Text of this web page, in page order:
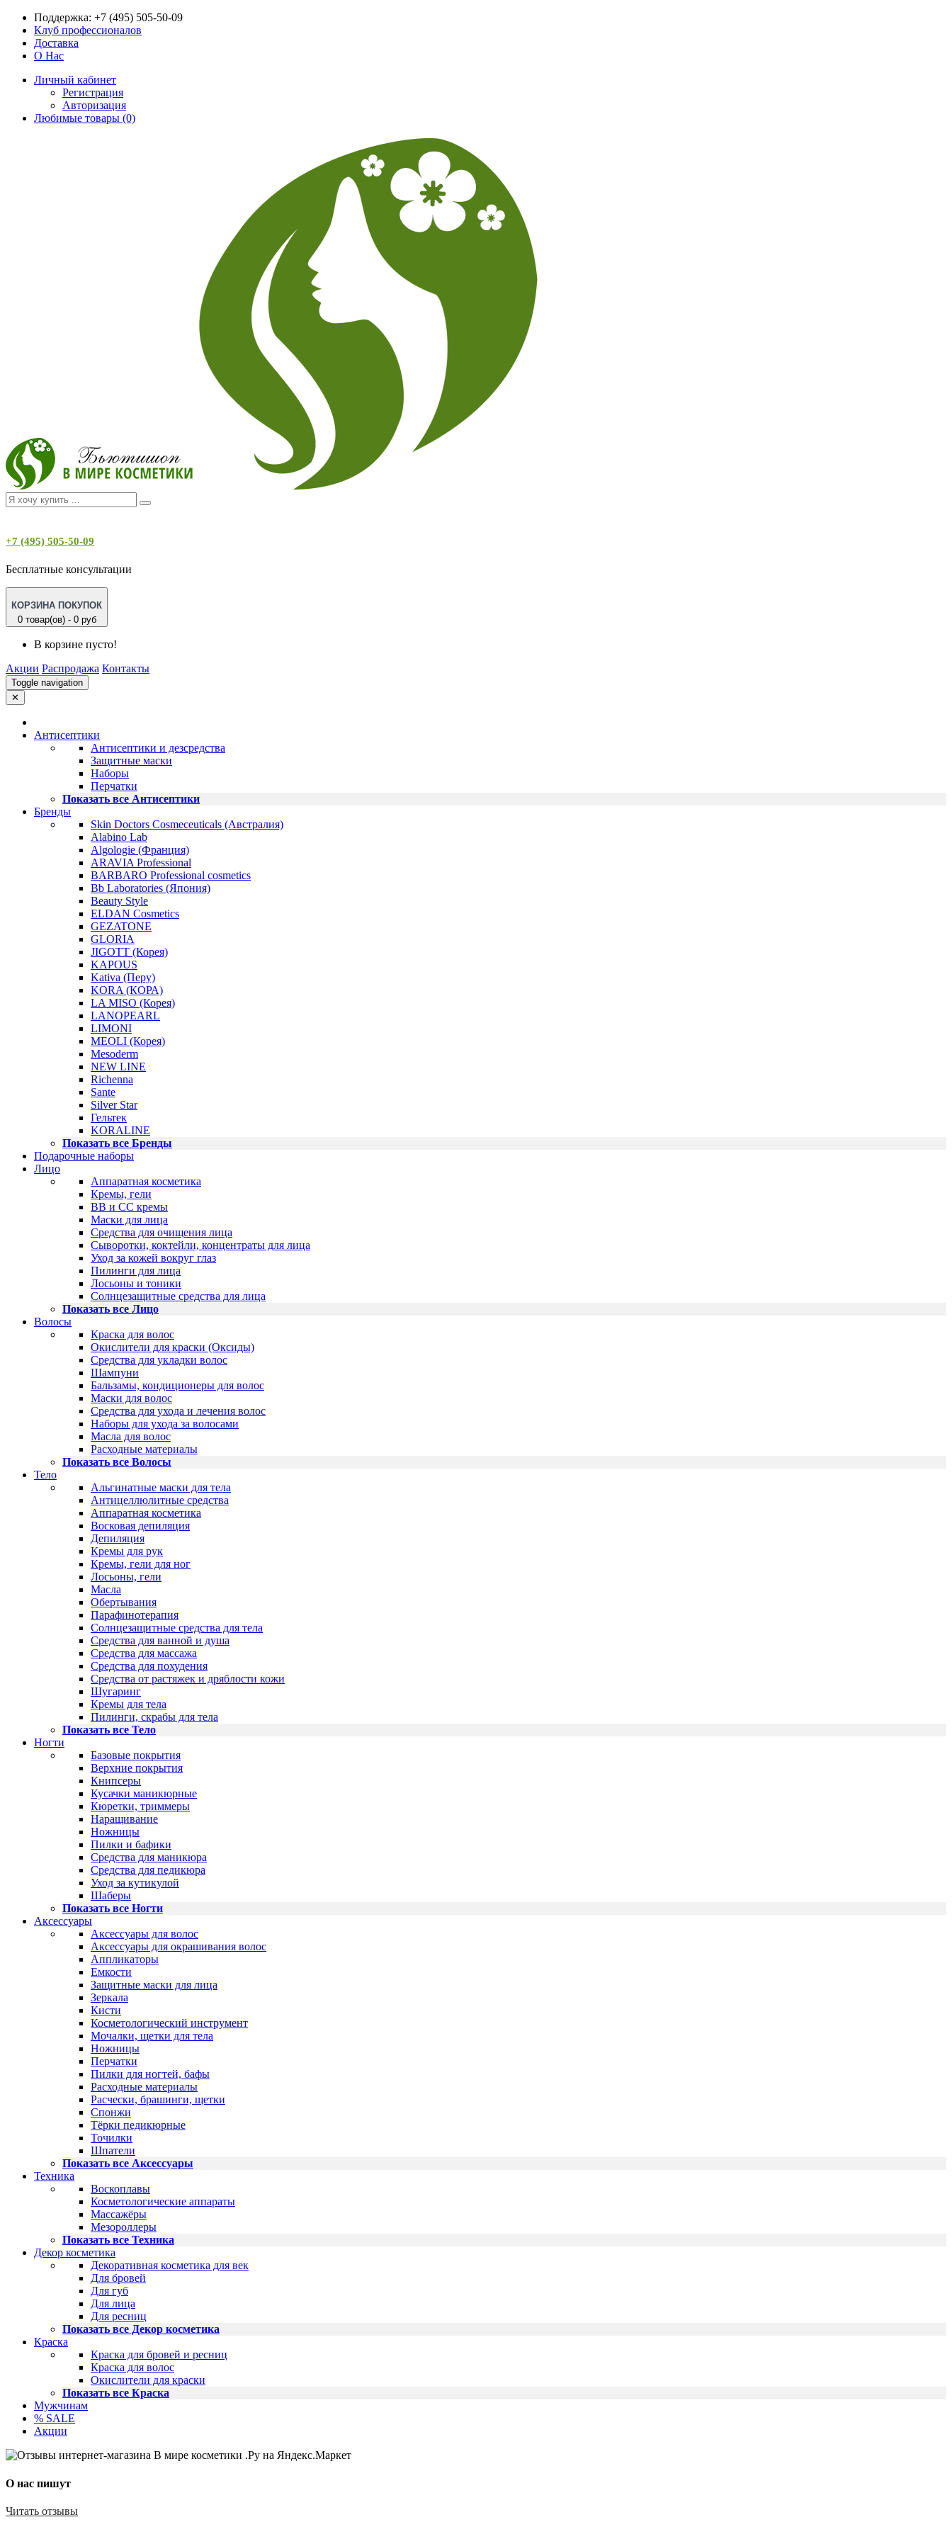
Поддержка: +7 (495) 505-50-09
Клуб профессионалов
Доставка
О Нас
Личный кабинет
Регистрация
Авторизация
Любимые товары (0)
+7 (495) 505-50-09
Бесплатные консультации
КОРЗИНА ПОКУПОК
0 товар(ов) - 0 руб
В корзине пусто!
Акции Распродажа Контакты
Toggle navigation
✕
Антисептики
Антисептики и дезсредства
Защитные маски
Наборы
Перчатки
Показать все Антисептики
Бренды
Skin Doctors Cosmeceuticals (Австралия)
Alabino Lab
Algologie (Франция)
ARAVIA Professional
BARBARO Professional cosmetics
Bb Laboratories (Япония)
Beauty Style
ELDAN Cosmetics
GEZATONE
GLORIA
JIGOTT (Корея)
KAPOUS
Kativa (Перу)
KORA (КОРА)
LA MISO (Корея)
LANOPEARL
LIMONI
MEOLI (Корея)
Mesoderm
NEW LINE
Richenna
Sante
Silver Star
Гельтек
KORALINE
Показать все Бренды
Подарочные наборы
Лицо
Аппаратная косметика
Кремы, гели
BB и CC кремы
Маски для лица
Средства для очищения лица
Сыворотки, коктейли, концентраты для лица
Уход за кожей вокруг глаз
Пилинги для лица
Лосьоны и тоники
Солнцезащитные средства для лица
Показать все Лицо
Волосы
Краска для волос
Окислители для краски (Оксиды)
Средства для укладки волос
Шампуни
Бальзамы, кондиционеры для волос
Маски для волос
Средства для ухода и лечения волос
Наборы для ухода за волосами
Масла для волос
Расходные материалы
Показать все Волосы
Тело
Альгинатные маски для тела
Антицеллюлитные средства
Аппаратная косметика
Восковая депиляция
Депиляция
Кремы для рук
Кремы, гели для ног
Лосьоны, гели
Масла
Обертывания
Парафинотерапия
Солнцезащитные средства для тела
Средства для ванной и душа
Средства для массажа
Средства для похудения
Средства от растяжек и дряблости кожи
Шугаринг
Кремы для тела
Пилинги, скрабы для тела
Показать все Тело
Ногти
Базовые покрытия
Верхние покрытия
Книпсеры
Кусачки маникюрные
Кюретки, триммеры
Наращивание
Ножницы
Пилки и бафики
Средства для маникюра
Средства для педикюра
Уход за кутикулой
Шаберы
Показать все Ногти
Аксессуары
Аксессуары для волос
Аксессуары для окрашивания волос
Аппликаторы
Емкости
Защитные маски для лица
Зеркала
Кисти
Косметологический инструмент
Мочалки, щетки для тела
Ножницы
Перчатки
Пилки для ногтей, бафы
Расходные материалы
Расчески, брашинги, щетки
Спонжи
Тёрки педикюрные
Точилки
Шпатели
Показать все Аксессуары
Техника
Воскоплавы
Косметологические аппараты
Массажёры
Мезороллеры
Показать все Техника
Декор косметика
Декоративная косметика для век
Для бровей
Для губ
Для лица
Для ресниц
Показать все Декор косметика
Краска
Краска для бровей и ресниц
Краска для волос
Окислители для краски
Показать все Краска
Мужчинам
% SALE
Акции
О нас пишут
Читать отзывы